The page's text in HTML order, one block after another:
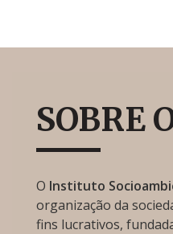
SOBRE
O Instituto
organização da
fins lucrativos,